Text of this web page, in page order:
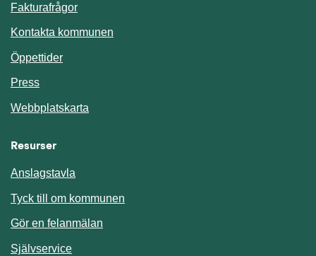
Fakturafrågor
Kontakta kommunen
Öppettider
Press
Webbplatskarta
Resurser
Anslagstavla
Tyck till om kommunen
Gör en felanmälan
SjälvserviceLänk till annan webbplats.